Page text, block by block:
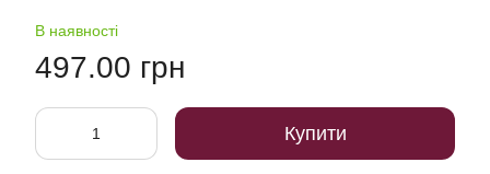
В наявності
497.00 грн
Купити